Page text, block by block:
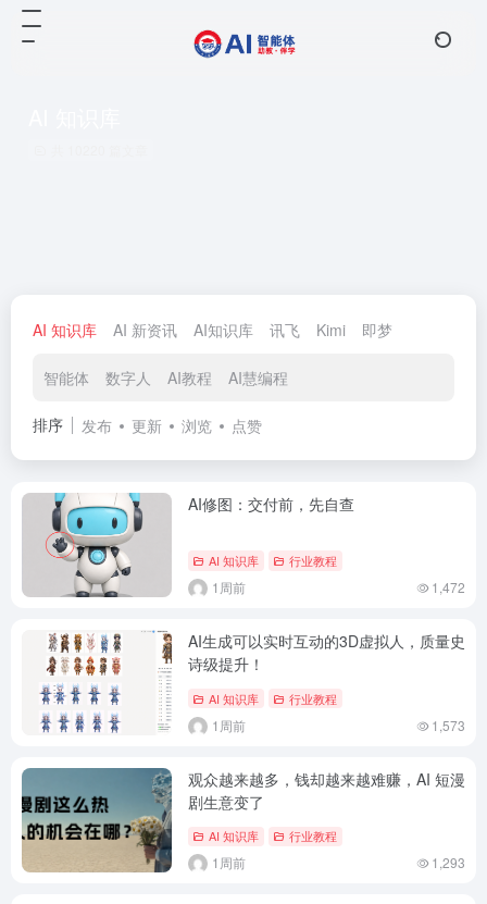
AI 知识库 AI 新资讯 AI知识库 讯飞 Kimi 即梦
智能体 数字人 AI教程 AI慧编程
排序 发布 更新 浏览 点赞
AI修图：交付前，先自查
AI 知识库 行业教程
1周前 1,472
AI生成可以实时互动的3D虚拟人，质量史
诗级提升！
AI 知识库 行业教程
1周前 1,573
观众越来越多，钱却越来越难赚，AI 短漫
剧生意变了
AI 知识库 行业教程
1周前 1,293